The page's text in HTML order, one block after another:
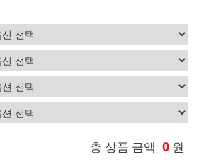
총 상품 금액 0 원